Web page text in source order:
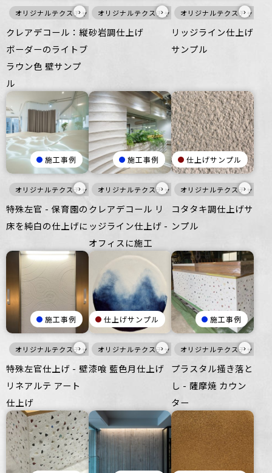
オリジナルテクスチャ・特殊左官 暖色 壁
›
クレアデコール：縦
ボーダーのライトブ
ラウン色 壁サンプ
ル
オリジナルテクスチャ・特殊左官 壁
›
砂岩調仕上げ
オリジナルテクスチャ・特
›
リッジライン仕上げ
サンプル
施工事例
オリジナルテクスチャ・特殊左官
›
特殊左官 - 保育園の
床を純白の仕上げに
施工事例
オリジナルテクスチャ・特殊左官 壁
›
クレアデコール リ
ッジライン仕上げ -
オフィスに施工
仕上げサンプル
オリジナルテクスチャ・特
›
コタタキ調仕上げサ
ンプル
施工事例
オリジナルテクスチャ・特殊左官 白 壁
›
特殊左官仕上げ - 壁
リネアルテ アート
仕上げ
仕上げサンプル
オリジナルテクスチャ・特殊左官 白 寒色
›
漆喰 藍色月仕上げ
施工事例
オリジナルテクスチャ・特
›
プラスタル掻き落と
し - 薩摩焼 カウン
ター